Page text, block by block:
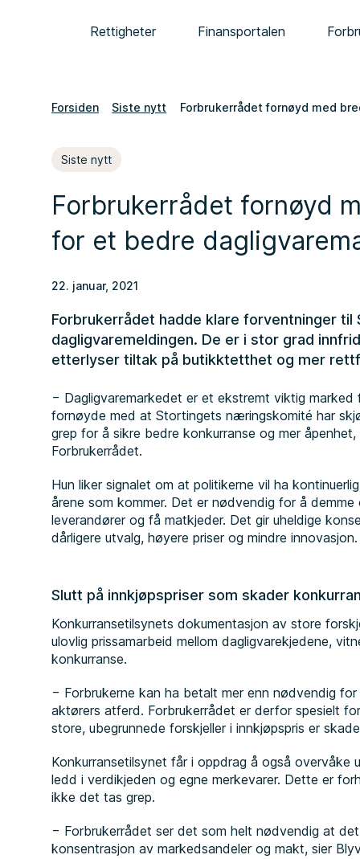
Rettigheter Finansportalen
Forsiden Siste nytt Forbrukerrådet fornøyd med
Siste nytt
Forbrukerrådet fornøyd
for et bedre
22. januar, 2021
Forbrukerrådet hadde klare forventninger til
dagligvaremeldingen. De er i stor grad
etterlyser tiltak på butikktetthet og mer
− Dagligvaremarkedet er et ekstremt viktig
fornøyde med at Stortingets næringskomité har
grep for å sikre bedre konkurranse og mer
Forbrukerrådet.
Hun liker signalet om at politikerne vil ha
årene som kommer. Det er nødvendig for å
leverandører og få matkjeder. Det gir uheldige
dårligere utvalg, høyere priser og mindre innovasjon.
Slutt på innkjøpspriser som skader
Konkurransetilsynets dokumentasjon av store
ulovlig prissamarbeid mellom dagligvarekjedene,
konkurranse.
− Forbrukerne kan ha betalt mer enn nødvendig
aktørers atferd. Forbrukerrådet er derfor spesielt
store, ubegrunnede forskjeller i innkjøpspris er
Konkurransetilsynet får i oppdrag å også overvåke
ledd i verdikjeden og egne merkevarer. Dette er
ikke det tas grep.
− Forbrukerrådet ser det som helt nødvendig at
konsentrasjon av markedsandeler og makt, sier